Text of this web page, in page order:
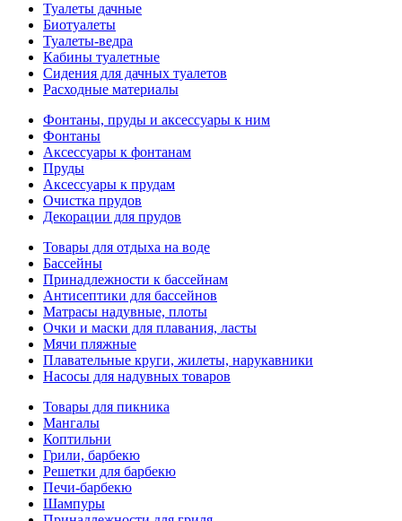
Туалеты дачные
Биотуалеты
Туалеты-ведра
Кабины туалетные
Сидения для дачных туалетов
Расходные материалы
Фонтаны, пруды и аксессуары к ним
Фонтаны
Аксессуары к фонтанам
Пруды
Аксессуары к прудам
Очистка прудов
Декорации для прудов
Товары для отдыха на воде
Бассейны
Принадлежности к бассейнам
Антисептики для бассейнов
Матраcы надувные, плоты
Очки и маски для плавания, ласты
Мячи пляжные
Плавательные круги, жилеты, нарукавники
Насосы для надувных товаров
Товары для пикника
Мангалы
Коптильни
Грили, барбекю
Решетки для барбекю
Печи-барбекю
Шампуры